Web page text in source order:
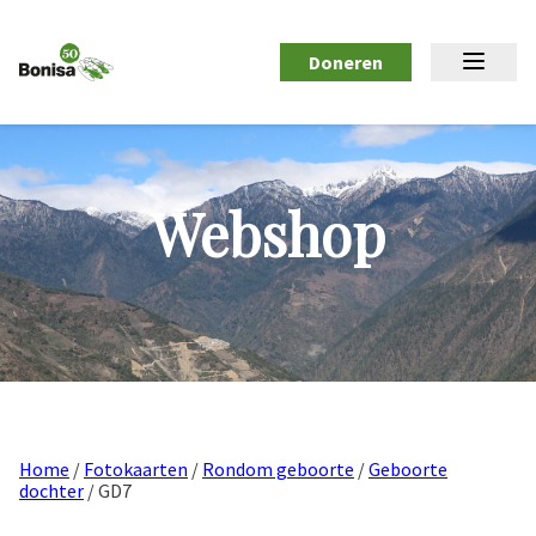
Doneren
Webshop
Home / Fotokaarten / Rondom geboorte /Geboorte
dochter / GD7